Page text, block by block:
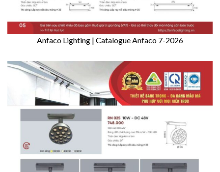
Anfaco Lighting | Catalogue Anfaco 7-2026